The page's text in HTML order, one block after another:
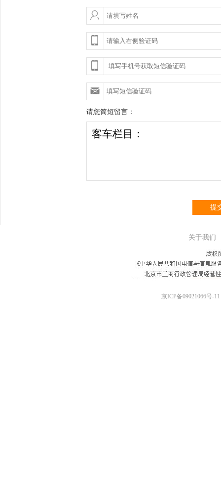
请您简短留言：
提
关于我们
京ICP备09021066号-11